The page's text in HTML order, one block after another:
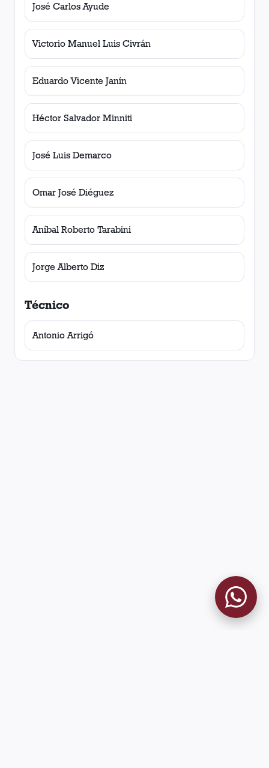
José Carlos Ayude
Victorio Manuel Luis Civrán
Eduardo Vicente Janín
Héctor Salvador Minniti
José Luis Demarco
Omar José Diéguez
Aníbal Roberto Tarabini
Jorge Alberto Diz
Técnico
Antonio Arrigó